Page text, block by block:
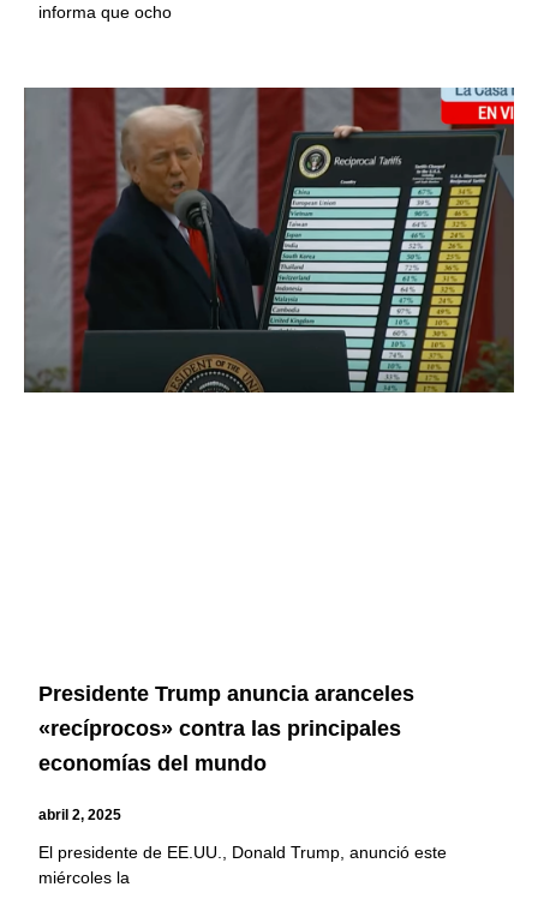
informa que ocho
Presidente Trump anuncia aranceles
«recíprocos» contra las principales
economías del mundo
abril 2, 2025
El presidente de EE.UU., Donald Trump, anunció este
miércoles la